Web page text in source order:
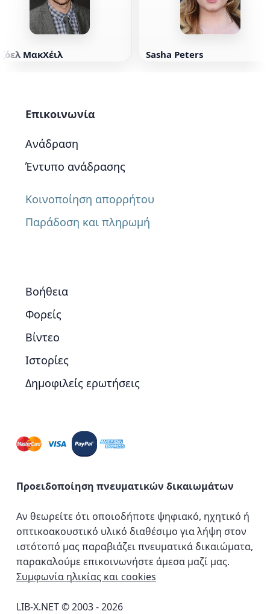
ΜακΧέιλ Sasha Peters
Επικοινωνία
Ανάδραση
Έντυπο ανάδρασης
Κοινοποίηση απορρήτου
Παράδοση και πληρωμή
Βοήθεια
Φορείς
Βίντεο
Ιστορίες
Δημοφιλείς ερωτήσεις
Προειδοποίηση πνευματικών δικαιωμάτων
Αν θεωρείτε ότι οποιοδήποτε ψηφιακό, ηχητικό ή
οπτικοακουστικό υλικό διαθέσιμο για λήψη στον
ιστότοπό μας παραβιάζει πνευματικά δικαιώματα,
παρακαλούμε επικοινωνήστε άμεσα μαζί μας.
Συμφωνία ηλικίας και cookies
LIB-X.NET © 2003 - 2026